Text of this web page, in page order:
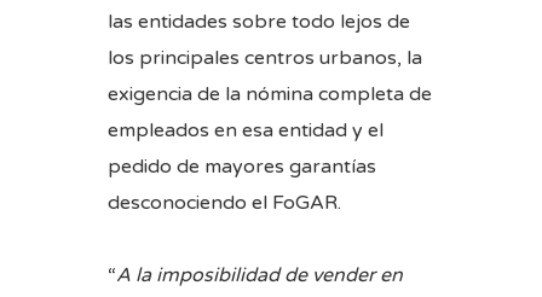
las entidades sobre todo lejos de
los principales centros urbanos, la
exigencia de la nómina completa de
empleados en esa entidad y el
pedido de mayores garantías
desconociendo el FoGAR.
“A la imposibilidad de vender en